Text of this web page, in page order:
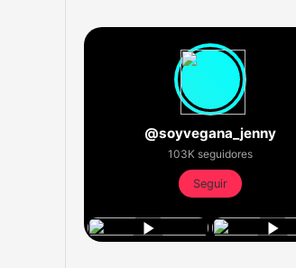
@soyvegana_jenny
103K seguidores
Seguir